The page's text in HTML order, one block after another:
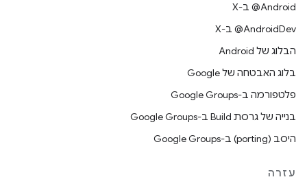
‫‎@Android ב-X
‫‎@AndroidDev ב-X
הבלוג של Android
בלוג האבטחה של Google
פלטפורמה ב-Google Groups
בנייה של גרסת Build ב-Google Groups
היסב (porting) ב-Google Groups
עזרה